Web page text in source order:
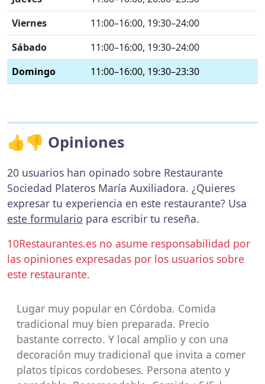
Viernes
11:00–16:00, 19:30–24:00
Sábado
11:00–16:00, 19:30–24:00
Domingo
11:00–16:00, 19:30–23:30
👍👎 Opiniones
20 usuarios han opinado sobre Restaurante
Sociedad Plateros María Auxiliadora. ¿Quieres
expresar tu experiencia en este restaurante? Usa
este formulario para escribir tu reseña.
10Restaurantes.es no asume responsabilidad por
las opiniones expresadas por los usuarios sobre
este restaurante.
Lugar muy popular en Córdoba. Comida
tradicional muy bien preparada. Precio
bastante correcto. Y local amplio y con una
decoración muy tradicional que invita a comer
platos típicos cordobeses. Persona atento y